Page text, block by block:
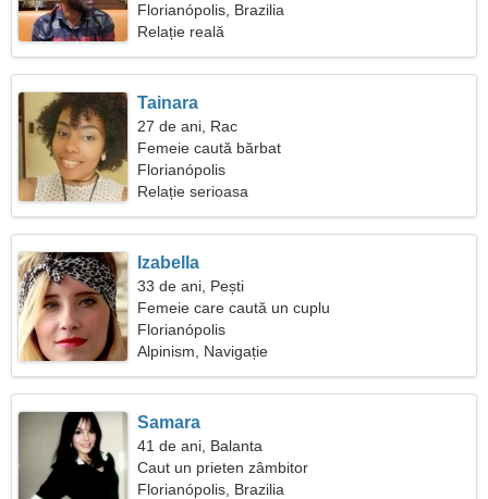
Florianópolis, Brazilia
Relație reală
Tainara
27 de ani, Rac
Femeie caută bărbat
Florianópolis
Relație serioasa
Izabella
33 de ani, Pești
Femeie care caută un cuplu
Florianópolis
Alpinism, Navigație
Samara
41 de ani, Balanta
Caut un prieten zâmbitor
Florianópolis, Brazilia